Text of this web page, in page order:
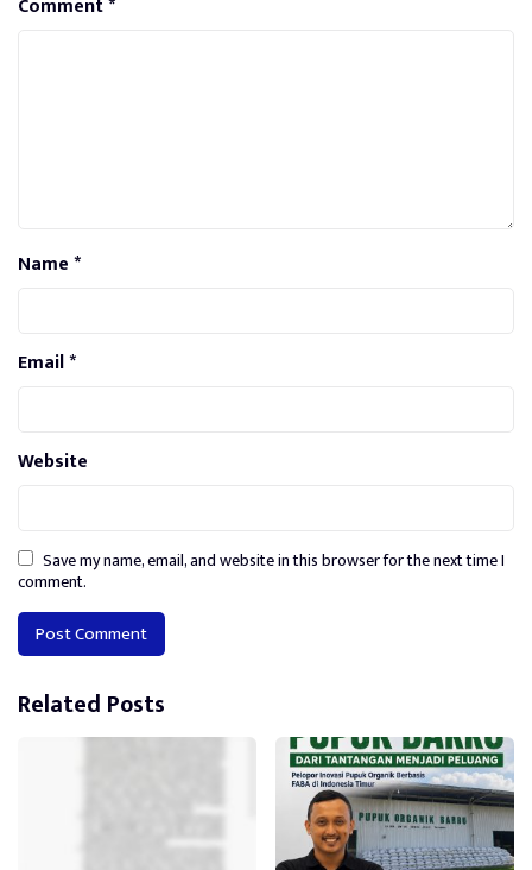
Comment*
Name*
Email*
Website
Save my name, email, and website in this browser for the next time I
comment.
Alternative:
Related Posts